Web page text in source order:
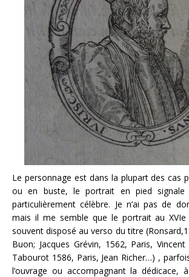
Le personnage est dans la plupart des cas
ou en buste, le portrait en pied signale
particulièrement célèbre. Je n’ai pas de
mais il me semble que le portrait au
souvent disposé au verso du titre
Buon; Jacques Grévin, 1562, Paris, Vincent
Tabourot 1586, Paris, Jean Richer…) ,
l’ouvrage ou accompagnant la dédicace,